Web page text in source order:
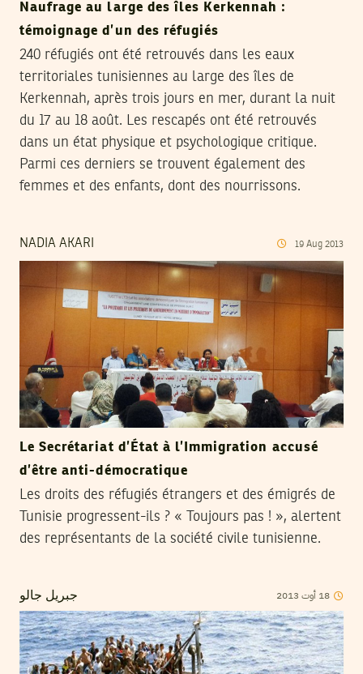
Naufrage au large des îles Kerkennah :
témoignage d’un des réfugiés
240 réfugiés ont été retrouvés dans les eaux
territoriales tunisiennes au large des îles de
Kerkennah, après trois jours en mer, durant la nuit
du 17 au 18 août. Les rescapés ont été retrouvés
dans un état physique et psychologique critique.
Parmi ces derniers se trouvent également des
femmes et des enfants, dont des nourrissons.
NADIA AKARI 19 Aug 2013
Le Secrétariat d’État à l’Immigration accusé
d’être anti-démocratique
Les droits des réfugiés étrangers et des émigrés de
Tunisie progressent-ils ? « Toujours pas ! », alertent
des représentants de la société civile tunisienne.
جبريل جالو 18 أوت 2013